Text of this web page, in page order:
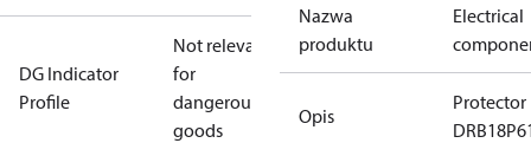
DG Indicator
Profile
Not relevant
for
dangerous
goods
Nazwa
produktu
Electrical
Opis
Protector